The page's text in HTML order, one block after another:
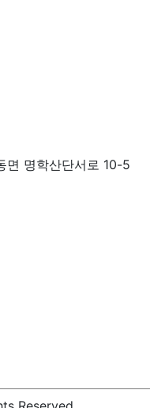
면 명학산단서로 10-5